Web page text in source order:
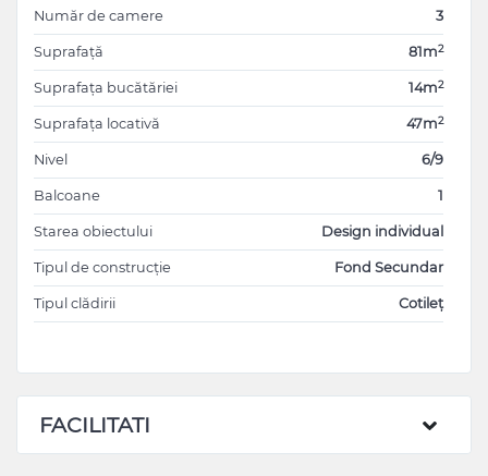
Număr de camere 3
Suprafață 81m2
Suprafața bucătăriei 14m2
Suprafața locativă 47m2
Nivel 6/9
Balcoane 1
Starea obiectului Design individual
Tipul de construcție Fond Secundar
Tipul clădirii Cotileț
FACILITATI